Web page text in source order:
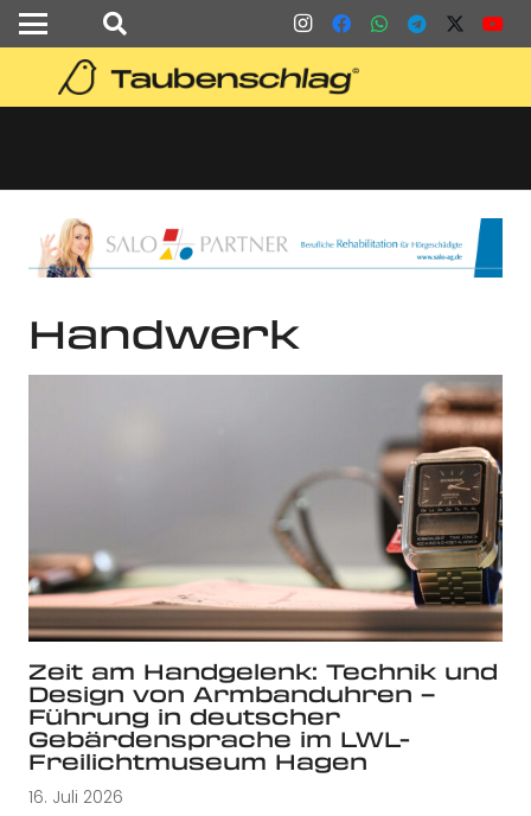
Handwerk
Zeit am Handgelenk: Technik und
Design von Armbanduhren –
Führung in deutscher
Gebärdensprache im LWL-
Freilichtmuseum Hagen
16. Juli 2026